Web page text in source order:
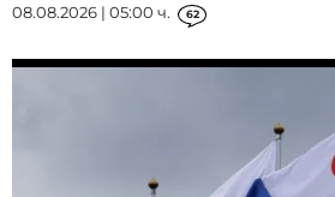
08.08.2026 | 05:00 ч. 62